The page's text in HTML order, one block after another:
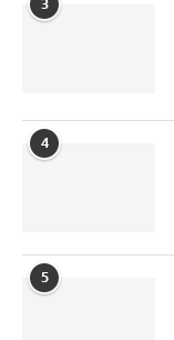
3
4
5